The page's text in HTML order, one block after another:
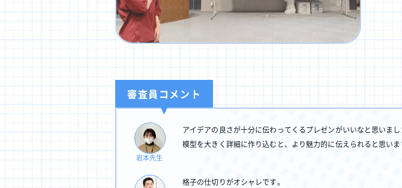
SNSで進捗を見る
審査員コメント
岩本先生
アイデアの良さが十分に伝わってくるプレゼンがいいなと思いまし
模型を大きく詳細に作り込むと、より魅力的に伝えられると思いま
格子の仕切りがオシャレです。